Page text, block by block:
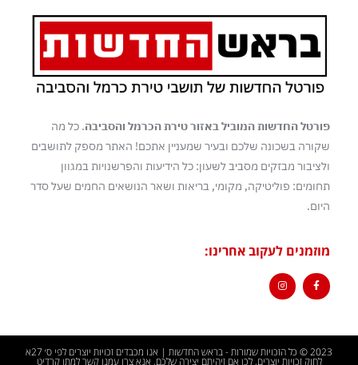
פורטל החדשות המוביל באזור טירת הכרמל והסביבה. כל מה
שקורה בשכונה שלכם ובעיר שמעניין אתכם! האתר מספק לתושבים
ולציבור מבזקים מסביב לשעון: כל הידיעות והפרשנויות במגוון
תחומים: פוליטיקה, מקומי, בריאות ושאר הנושאים החמים שעל סדר
היום.
מוזמנים לעקוב אחרינו:
2023 © כל הזכויות שמורות - בראש החדשות | אנו מכבדים זכויות יוצרים לפי ס׳ 27א
לחוק זכויות יוצרים, לכן אם זיהיתם יצירה שלכם, אנא צרו עמנו קשר למתן קרדיט